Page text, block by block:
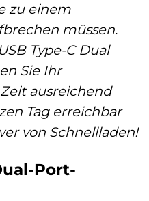
zu einem
müssen.
Type-C Dual
Sie Ihr
ausreichend
Tag erreichbar
von Schnellladen!
Port-